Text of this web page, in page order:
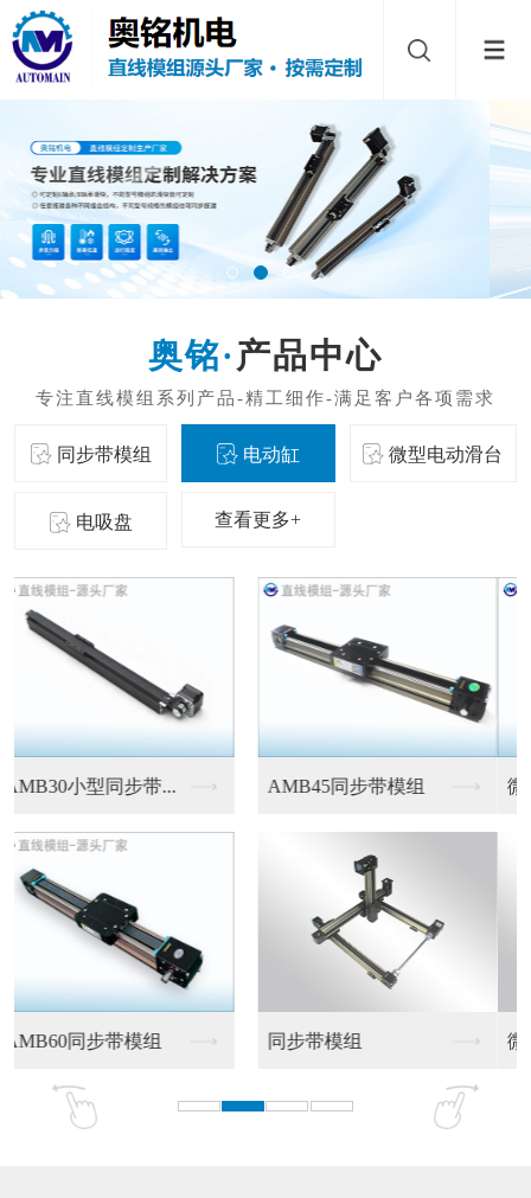
产品中心
同步带模组 电动缸 微型电动滑台
电吸盘 查看更多+
微型伺服电缸 微型伺服电缸
微型伺服电缸 微型伺服电缸